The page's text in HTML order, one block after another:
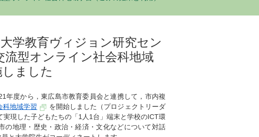
学教育ヴィジョン研究セン
流型オンライン社会科地域
ました
年度から，東広島市教育委員会と連携して，市内複
科地域学習
を開始しました（プロジェクトリーダ
現した子どもたちの「1人1台」端末と学校のICT環
の地理・歴史・政治・経済・文化などについて対話